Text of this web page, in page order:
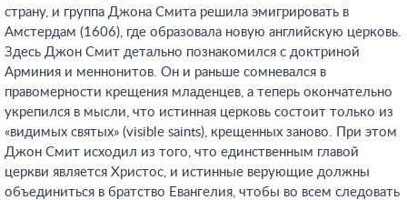
страну, и группа Джона Смита решила эмигрировать в
Амстердам (1606), где образовала новую английскую церковь.
Здесь Джон Смит детально познакомился с доктриной
Арминия и меннонитов. Он и раньше сомневался в
правомерности крещения младенцев, а теперь окончательно
укрепился в мысли, что истинная церковь состоит только из
«видимых святых» (visible saints), крещенных заново. При этом
Джон Смит исходил из того, что единственным главой
церкви является Христос, и истинные верующие должны
объединиться в братство Евангелия, чтобы во всем следовать